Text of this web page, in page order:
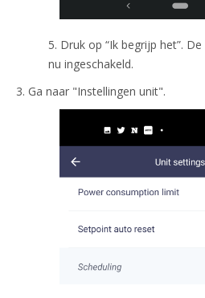
5. Druk op “Ik begrijp het”.
nu ingeschakeld.
3. Ga naar "Instellingen unit".